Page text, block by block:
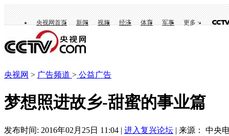
央视网首页 新闻 视频 经济 体育 军事 更多
央视网 > 广告频道 > 公益广告
梦想照进故乡-甜蜜的事业篇
发布时间: 2016年02月25日 11:04 | 进入复兴论坛 | 来源： 中央